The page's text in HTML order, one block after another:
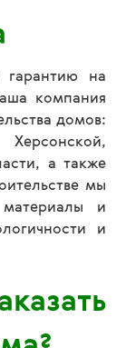
гарантию на
компания
домов:
а также
мы
материалы и
и